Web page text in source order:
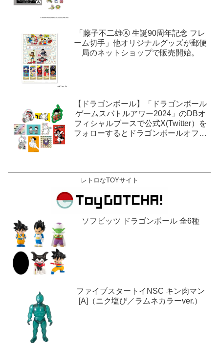
「藤子不二雄Ⓐ 生誕90周年記念 フレ
ーム切手」他オリジナルグッズが郵便
局のネットショップで販売開始。
【ドラゴンボール】「ドラゴンボール
ゲームスバトルアワー2024」のDBオ
フィシャルブースで公式X(Twitter）を
フォローするとドラゴンボールオフィ
レトロなTOYサイト
ソフビッツ ドラゴンボール 全6種
ファイブスタートイNSC キン肉マン
[A]（ニク塩び／ラムネカラーver.）